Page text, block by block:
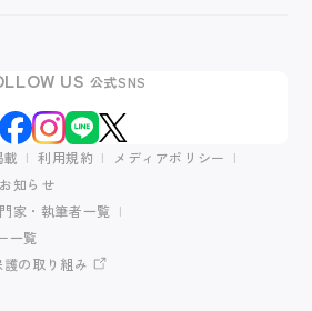
US 公式SNS
載 利用規約
メディアポリシー
お知らせ
家・執筆者一覧
一覧
の取り組み